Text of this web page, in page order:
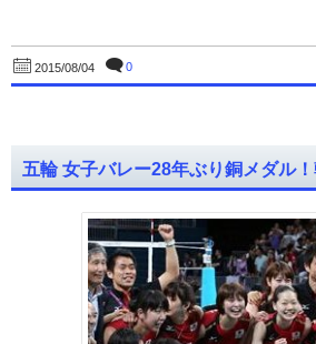
2015/08/04 0
五輪 女子バレー28年ぶり銅メダル